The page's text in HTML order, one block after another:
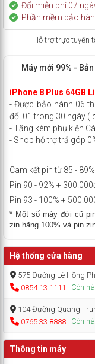
Đổi miễn phí 07
Phần mềm bảo
Hỗ trợ trực tuyến
Máy mới 99% -
iPhone 8 Plus 64GB
- Được bảo hành 06
đổi 01 trong 30 ngày (
- Tặng kèm phụ kiện
- Shop hỗ trợ trả góp
Cam kết pin từ 85 -
Pin 90 - 92% +
Pin 93 - 100% +
* Một số máy đời cũ
zin hãng 100% và pin
Hệ thống cửa hàng
575 Đường Lê Hồng
0854.13.1111
Còn
104 Đường Quang
0765.33.8888
Còn
Thông tin máy